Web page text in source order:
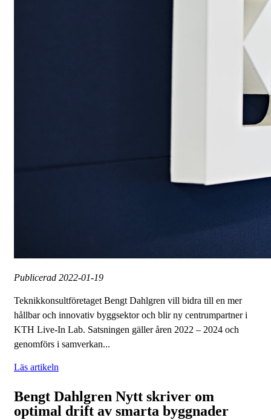
Publicerad 2022-01-19
Teknikkonsultföretaget Bengt Dahlgren vill bidra till en mer
hållbar och innovativ byggsektor och blir ny centrumpartner i
KTH Live-In Lab. Satsningen gäller åren 2022 – 2024 och
genomförs i samverkan...
Läs artikeln
Bengt Dahlgren Nytt skriver om
optimal drift av smarta byggnader